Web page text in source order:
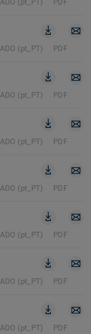
(pt_PT)
PDF
(pt_PT)
PDF
(pt_PT)
PDF
(pt_PT)
PDF
(pt_PT)
PDF
(pt_PT)
PDF
(pt_PT)
PDF
(pt_PT)
PDF